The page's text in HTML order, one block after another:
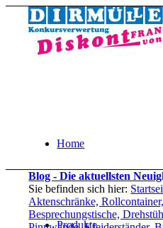
Home
Produkte
Blog - Die aktuellsten
Sie befinden sich hier:
Aktenschränke,
Besprechungstische,